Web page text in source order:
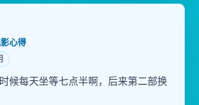
心得
候每天坐等七点半啊，后来第二部换